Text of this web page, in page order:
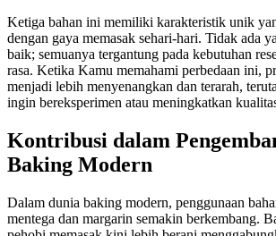
Ketiga bahan ini memiliki karakteristik unik
dengan gaya memasak sehari-hari. Tidak ada
baik; semuanya tergantung pada kebutuhan
rasa. Ketika Kamu memahami perbedaan ini,
menjadi lebih menyenangkan dan terarah,
ingin bereksperimen atau meningkatkan
Kontribusi dalam
Baking Modern
Dalam dunia baking modern, penggunaan
mentega dan margarin semakin berkembang.